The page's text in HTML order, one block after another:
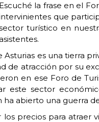
Escuché la frase en el
que
turístico en
Asturias es una tierra
de atracción por su
en ese Foro de
este sector
ha abierto una guerra
precios para atraer